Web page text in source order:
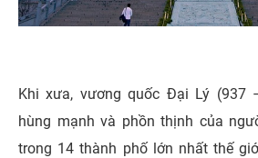
Khi xưa, vương quốc Đại Lý (937
hùng mạnh và phồn thịnh của
trong 14 thành phố lớn nhất thế